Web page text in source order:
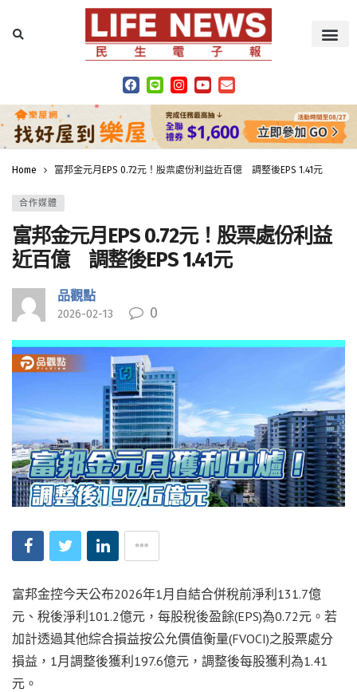
Home 富邦金元月EPS 0.72元！股票處份利益近百億 調整後EPS 1.41元
合作媒體
富邦金元月EPS 0.72元！股票處份利益
近百億 調整後EPS 1.41元
品觀點
2026-02-13 0
富邦金控今天公布2026年1月自結合併稅前淨利131.7億
元、稅後淨利101.2億元，每股稅後盈餘(EPS)為0.72元。若
加計透過其他綜合損益按公允價值衡量(FVOCI)之股票處分
損益，1月調整後獲利197.6億元，調整後每股獲利為1.41
元。